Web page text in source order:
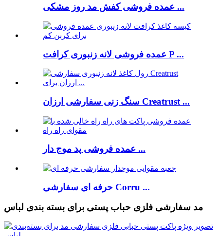
عمده فروشی کفش مد روز مشکی ...
عمده فروشی لانه زنبوری کرافت P ...
سنگ زنی سفارشی ارزان Creatrust ...
عمده فروشی پد موج دار ...
حرفه ای سفارشی Corru ...
مد سفارشی فلزی حباب پستی برای بسته بندی لباس